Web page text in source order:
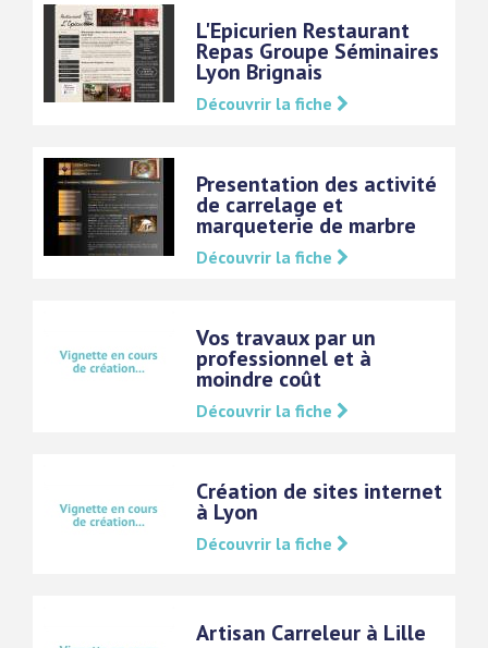
L'Epicurien Restaurant
Repas Groupe Séminaires
Lyon Brignais
Découvrir la fiche
Presentation des activité
de carrelage et
marqueterie de marbre
Découvrir la fiche
Vos travaux par un
professionnel et à
moindre coût
Découvrir la fiche
Création de sites internet
à Lyon
Découvrir la fiche
Artisan Carreleur à Lille